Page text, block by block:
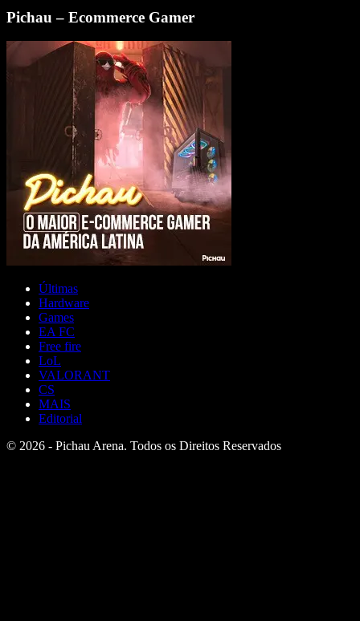
Pichau – Ecommerce Gamer
Últimas
Hardware
Games
EA FC
Free fire
LoL
VALORANT
CS
MAIS
Editorial
© 2026 - Pichau Arena. Todos os Direitos Reservados